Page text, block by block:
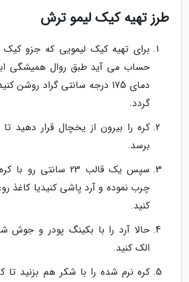
طرز تهیه کیک لیمو ترش
برای تهیه کیک لیمویی که جزو
حساب می آید طبق روال همیشگی
دمای 175 درجه سانتی گراد
گردد.
کره را بیرون از یخچال قرار دهید
برسد.
سپس یک قالب 23 سانتی
چرب نموده و آرد پاشی کنیدیا کاغذ
کنید.
الک کنید.
کره نرم شده را با شکر هم بزنید